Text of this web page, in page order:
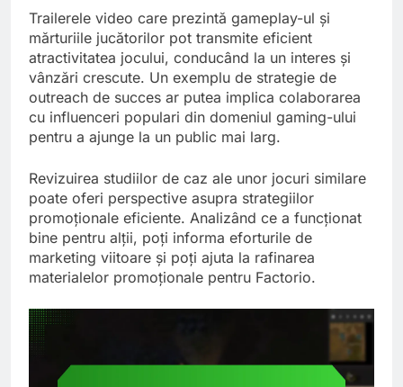
Trailerele video care prezintă gameplay-ul și
mărturiile jucătorilor pot transmite eficient
atractivitatea jocului, conducând la un interes și
vânzări crescute. Un exemplu de strategie de
outreach de succes ar putea implica colaborarea
cu influenceri populari din domeniul gaming-ului
pentru a ajunge la un public mai larg.
Revizuirea studiilor de caz ale unor jocuri similare
poate oferi perspective asupra strategiilor
promoționale eficiente. Analizând ce a funcționat
bine pentru alții, poți informa eforturile de
marketing viitoare și poți ajuta la rafinarea
materialelor promoționale pentru Factorio.